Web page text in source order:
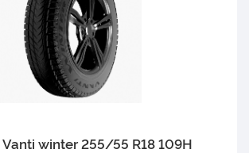
winter 255/55 R18 109H